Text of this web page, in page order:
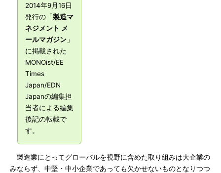
2014年9月16日
発行の「製造マ
ネジメント メ
ールマガジン 」
に掲載された
MONOist/EE
Times
Japan/EDN
Japanの編集担
当者による編集
後記の転載で
す。
製造業にとってグローバルを視野に含めた取り組みは大企業の
みならず、中堅・中小企業であっても欠かせないものとなりつつ